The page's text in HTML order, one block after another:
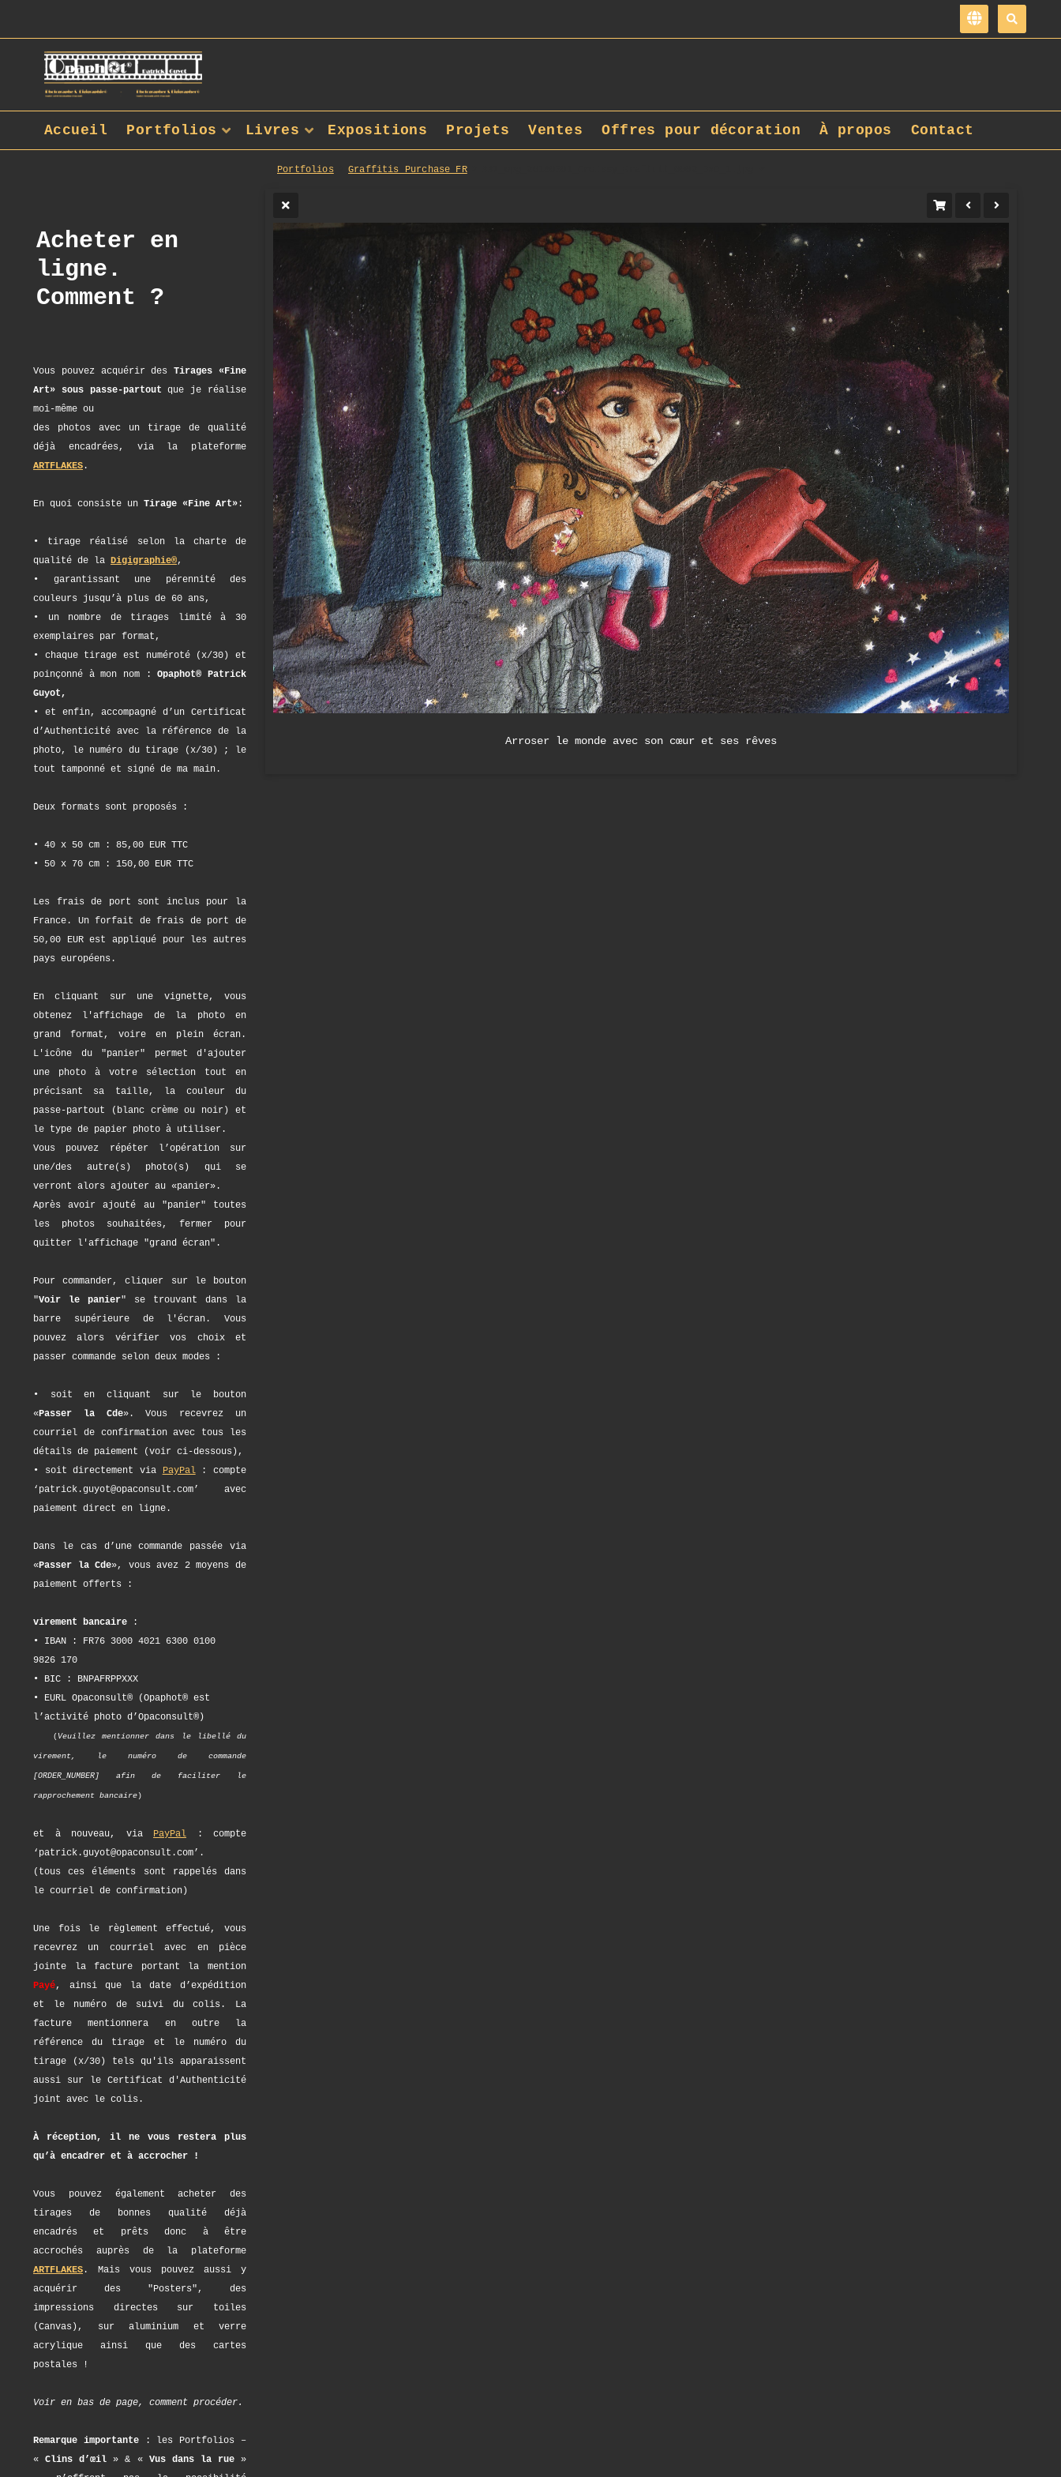
Portfolios Graffitis_Purchase_FR
Arroser le monde avec son cœur et ses rêves
Acheter en
ligne.
Comment ?
Vous pouvez acquérir desTirages «Fine
Art» sous passe-partout que je réalise
moi-même ou
des photos avec un tirage de qualité
déjà encadrées, via la plateforme
ARTFLAKES .
En quoi consiste un Tirage «Fine Art» :
• tirage réalisé selon la charte de
qualité de la Digigraphie®,
• garantissant une pérennité des
couleurs jusqu’à plus de 60 ans,
• un nombre de tirages limité à 30
exemplaires par format,
• chaque tirage est numéroté (x/30) et
poinçonné à mon nom :Opaphot® Patrick
Guyot,
• et enfin, accompagné d’un Certificat
d’Authenticité avec la référence de la
photo, le numéro du tirage (x/30) ; le
tout tamponné et signé de ma main.
Deux formats sont proposés :
• 40 x 50 cm : 85,00 EUR TTC
• 50 x 70 cm : 150,00 EUR TTC
Les frais de port sont inclus pour la
France. Un forfait de frais de port de
50,00 EUR est appliqué pour les autres
pays européens.
En cliquant sur une vignette, vous
obtenez l'affichage de la photo en
grand format, voire en plein écran.
L'icône du "panier" permet d'ajouter
une photo à votre sélection tout en
précisant sa taille, la couleur du
passe-partout (blanc crème ou noir) et
le type de papier photo à utiliser.
Vous pouvez répéter l’opération sur
une/des autre(s) photo(s) qui se
verront alors ajouter au «panier».
Après avoir ajouté au "panier" toutes
les photos souhaitées, fermer pour
quitter l'affichage "grand écran".
Pour commander, cliquer sur le bouton
"Voir le panier" se trouvant dans la
barre supérieure de l'écran. Vous
pouvez alors vérifier vos choix et
passer commande selon deux modes :
• soit en cliquant sur le bouton
«Passer la Cde». Vous recevrez un
courriel de confirmation avec tous les
détails de paiement (voir ci-dessous),
• soit directement via PayPal: compte
‘patrick.guyot@opaconsult.com’ avec
paiement direct en ligne.
Dans le cas d’une commande passée via
«Passer la Cde», vous avez 2 moyens de
paiement offerts :
virement bancaire :
• IBAN : FR76 3000 4021 6300 0100
9826 170
• BIC : BNPAFRPPXXX
• EURL Opaconsult® (Opaphot® est
l’activité photo d’Opaconsult®)
( Veuillez mentionner dans le libellé du
virement, le numéro de commande
[ORDER_NUMBER] afin de faciliter le
rapprochement bancaire)
et à nouveau, via PayPal : compte
‘patrick.guyot@opaconsult.com’.
(tous ces éléments sont rappelés dans
le courriel de confirmation)
Une fois le règlement effectué, vous
recevrez un courriel avec en pièce
jointe la facture portant la mention
Payé, ainsi que la date d’expédition
et le numéro de suivi du colis. La
facture mentionnera en outre la
référence du tirage et le numéro du
tirage (x/30) tels qu'ils apparaissent
aussi sur le Certificat d'Authenticité
joint avec le colis.
À réception, il ne vous restera plus
qu’à encadrer et à accrocher !
Vous pouvez également acheter des
tirages de bonnes qualité déjà
encadrés et prêts donc à être
accrochés auprès de la plateforme
ARTFLAKES . Mais vous pouvez aussi y
acquérir des "Posters", des
impressions directes sur toiles
(Canvas), sur aluminium et verre
acrylique ainsi que des cartes
postales !
Voir en bas de page, comment procéder.
Remarque importante: les Portfolios –
« Clins d’œil » & « Vus dans la rue»
Accueil Portfolios Livres Expositions Projets Ventes Offres pour décoration À propos Contact